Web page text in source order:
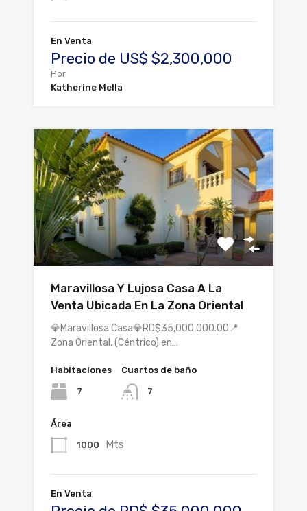
En Venta
Precio de US$ $2,300,000
Por
Katherine Mella
Maravillosa Y Lujosa Casa A La
Venta Ubicada En La Zona Oriental
💎Maravillosa Casa💎RD$35,000,000.00📍
Zona Oriental, (Céntrico) en…
Habitaciones
7
Cuartos de baño
7
Área
1000 Mts
En Venta